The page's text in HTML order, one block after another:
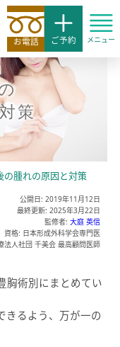
お電話 ご予約 メニュー
策
の腫れの原因と対策
公開日: 2019年11月12日
最終更新: 2025年3月22日
監修者:大庭 英信
資格: 日本形成外科学会専門医
法人社団 千美会 最高顧問医師
胸術別にまとめてい
きるよう、万が一の